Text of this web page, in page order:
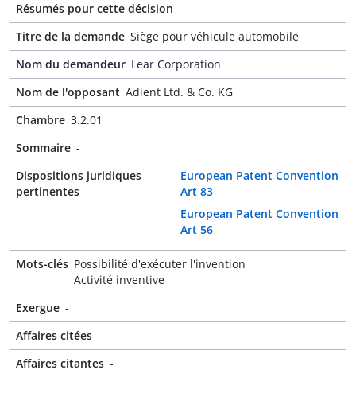
Résumés pour cette décision -
Titre de la demande Siège pour véhicule automobile
Nom du demandeur Lear Corporation
Nom de l'opposant Adient Ltd. & Co. KG
Chambre 3.2.01
Sommaire -
Dispositions juridiques
pertinentes
European Patent Convention
Art 83
European Patent Convention
Art 56
Mots-clés Possibilité d'exécuter l'invention
Activité inventive
Exergue -
Affaires citées -
Affaires citantes -